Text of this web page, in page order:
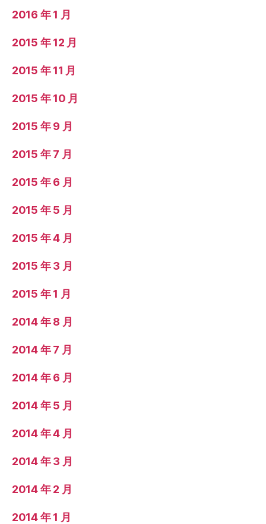
2016 年 1 月
2015 年 12 月
2015 年 11 月
2015 年 10 月
2015 年 9 月
2015 年 7 月
2015 年 6 月
2015 年 5 月
2015 年 4 月
2015 年 3 月
2015 年 1 月
2014 年 8 月
2014 年 7 月
2014 年 6 月
2014 年 5 月
2014 年 4 月
2014 年 3 月
2014 年 2 月
2014 年 1 月